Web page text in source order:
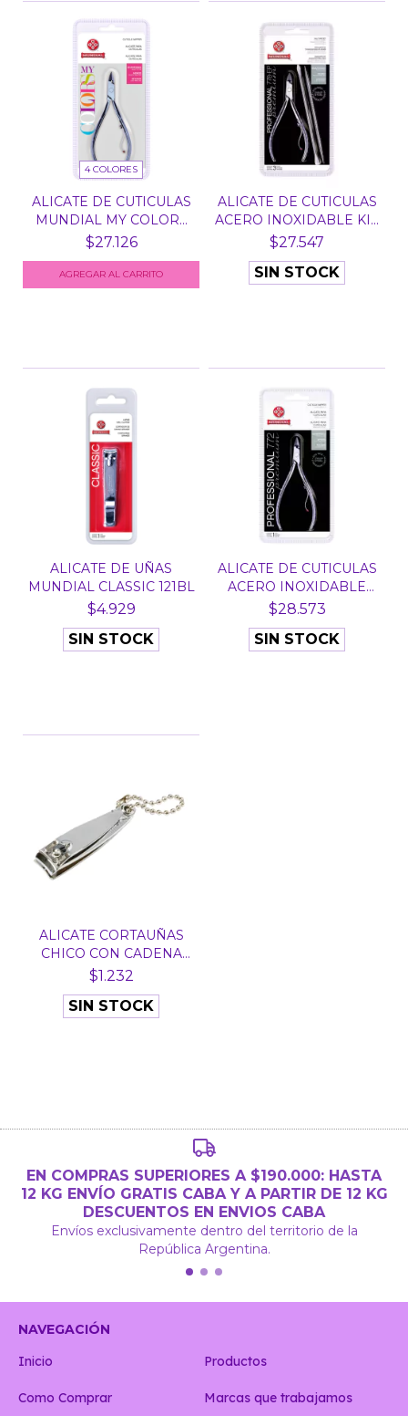
4 COLORES
ALICATE DE CUTICULAS
MUNDIAL MY COLORS
5...
$27.126
AGREGAR AL CARRITO
ALICATE DE CUTICULAS
ACERO INOXIDABLE KI...
$27.547
SIN STOCK
ALICATE DE UÑAS
MUNDIAL CLASSIC 121BL
$4.929
SIN STOCK
ALICATE DE CUTICULAS
ACERO INOXIDABLE
MA...
$28.573
SIN STOCK
ALICATE CORTAUÑAS
CHICO CON CADENA
SOPHI...
$1.232
SIN STOCK
EN COMPRAS SUPERIORES A $190.000: HASTA
12 KG ENVÍO GRATIS CABA Y A PARTIR DE 12 KG
DESCUENTOS EN ENVIOS CABA
Envíos exclusivamente dentro del territorio de la
República Argentina.
NAVEGACIÓN
Inicio
Productos
Como Comprar Marcas que trabajamos